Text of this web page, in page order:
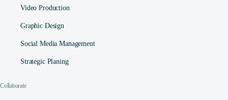
Video Production
Graphic Design
Social Media Management​
Strategic Planing
Collaborate